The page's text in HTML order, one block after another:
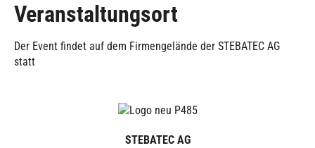
Veranstaltungsort
Der Event findet auf dem Firmengelände der STEBATEC AG
statt
STEBATEC AG